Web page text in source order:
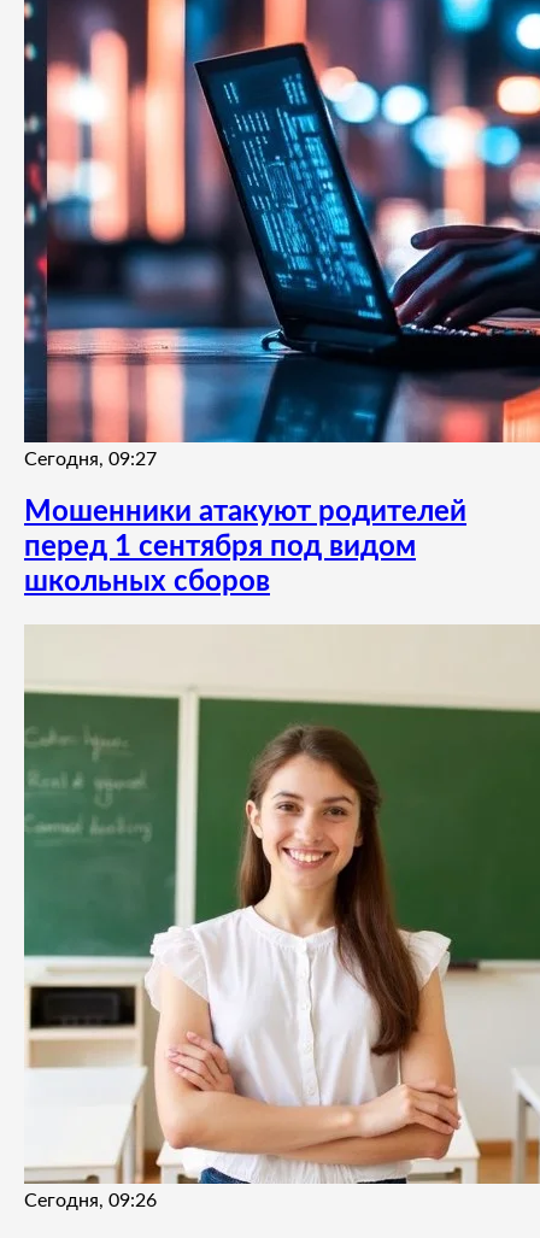
Сегодня, 09:27
Мошенники атакуют родителей
перед 1 сентября под видом
школьных сборов
Сегодня, 09:26